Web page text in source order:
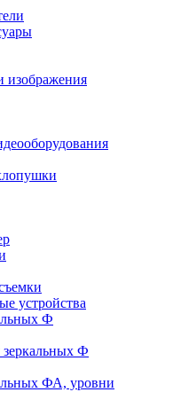
изображения
устройства
Ф
зеркальных Ф
ФА, уровни